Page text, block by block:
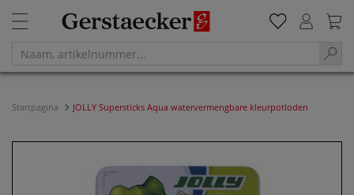
Startpagina JOLLY Supersticks Aqua watervermengbare kleurpotloden